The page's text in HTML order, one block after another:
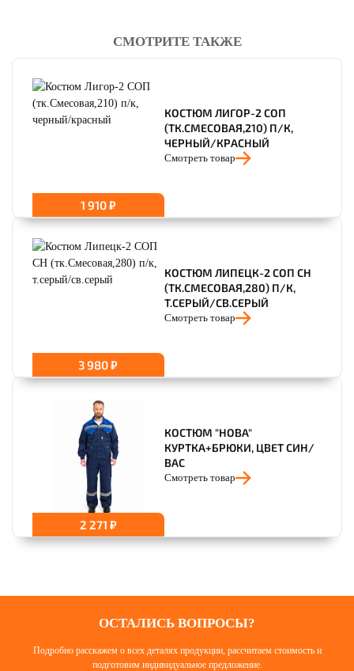
4.5
СМОТРИТЕ ТАКЖЕ
1 910 ₽
КОСТЮМ ЛИГОР-2 СОП
(ТК.СМЕСОВАЯ,210) П/К,
ЧЕРНЫЙ/КРАСНЫЙ
Смотреть товар
3 980 ₽
КОСТЮМ ЛИПЕЦК-2 СОП CH
(ТК.СМЕСОВАЯ,280) П/К,
Т.СЕРЫЙ/СВ.СЕРЫЙ
Смотреть товар
2 271 ₽
КОСТЮМ "НОВА"
КУРТКА+БРЮКИ, ЦВЕТ СИН/
ВАС
Смотреть товар
ОСТАЛИСЬ ВОПРОСЫ?
Подробно расскажем о всех деталях продукции, рассчитаем стоимость и
подготовим индивидуальное предложение.